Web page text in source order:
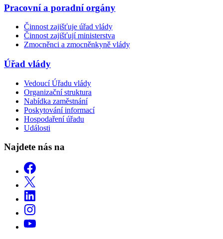
Pracovní a poradní orgány
Činnost zajišťuje úřad vlády
Činnost zajišťují ministerstva
Zmocněnci a zmocněnkyně vlády
Úřad vlády
Vedoucí Úřadu vlády
Organizační struktura
Nabídka zaměstnání
Poskytování informací
Hospodaření úřadu
Události
Najdete nás na